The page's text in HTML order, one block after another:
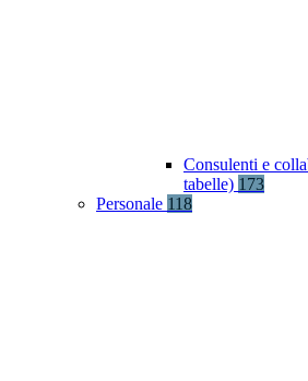
Consulenti e
tabelle) 173
Personale 118